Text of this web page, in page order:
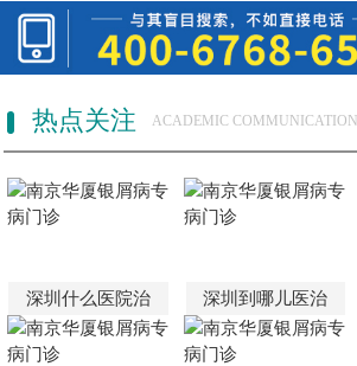
热点关注 ACADEMIC COMMUNICATION
深圳什么医院治 深圳到哪儿医治